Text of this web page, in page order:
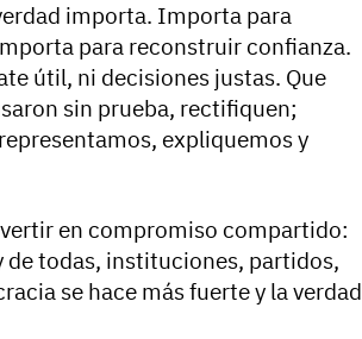
importa. Importa para
para reconstruir confianza.
útil, ni decisiones justas. Que
sin prueba, rectifiquen;
expliquemos y
en compromiso compartido:
todas, instituciones, partidos,
se hace más fuerte y la verdad